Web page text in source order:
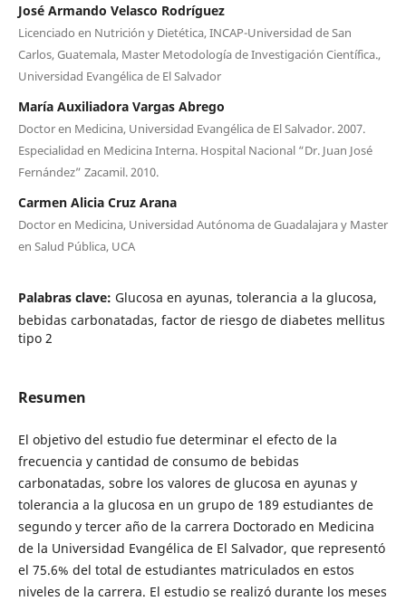
José Armando Velasco Rodríguez
Licenciado en Nutrición y Dietética, INCAP-Universidad de San
Carlos, Guatemala, Master Metodología de Investigación Científica.,
Universidad Evangélica de El Salvador
María Auxiliadora Vargas Abrego
Doctor en Medicina, Universidad Evangélica de El Salvador. 2007.
Especialidad en Medicina Interna. Hospital Nacional “Dr. Juan José
Fernández” Zacamil. 2010.
Carmen Alicia Cruz Arana
Doctor en Medicina, Universidad Autónoma de Guadalajara y Master
en Salud Pública, UCA
Palabras clave: Glucosa en ayunas, tolerancia a la glucosa,
bebidas carbonatadas, factor de riesgo de diabetes mellitus
tipo 2
Resumen
El objetivo del estudio fue determinar el efecto de la
frecuencia y cantidad de consumo de bebidas
carbonatadas, sobre los valores de glucosa en ayunas y
tolerancia a la glucosa en un grupo de 189 estudiantes de
segundo y tercer año de la carrera Doctorado en Medicina
de la Universidad Evangélica de El Salvador, que representó
el 75.6% del total de estudiantes matriculados en estos
niveles de la carrera. El estudio se realizó durante los meses